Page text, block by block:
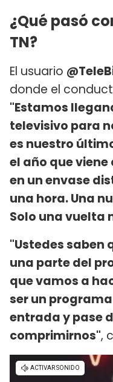
¿Qué pasó
TN?
El usuario
donde el
"Estamos
televisivo para
es nuestro
el año que
en un envase
una hora. Una
Solo una vuelta
"Ustedes saben
una parte del
que vamos a
ser un
entrada y pase
comprimirnos",